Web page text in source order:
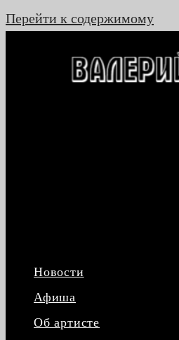
Перейти к содержимому
Новости
Афиша
Об артисте